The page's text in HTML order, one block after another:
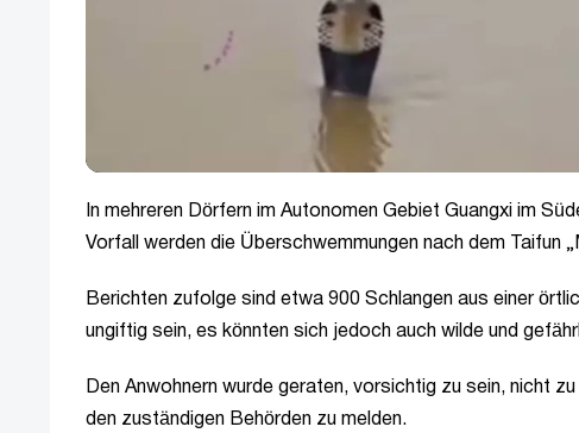
In mehreren Dörfern im Autonomen Gebiet Guangxi im
Vorfall werden die Überschwemmungen nach dem Taifun
Berichten zufolge sind etwa 900 Schlangen aus einer
ungiftig sein, es könnten sich jedoch auch wilde und
Den Anwohnern wurde geraten, vorsichtig zu sein, nicht
den zuständigen Behörden zu melden.